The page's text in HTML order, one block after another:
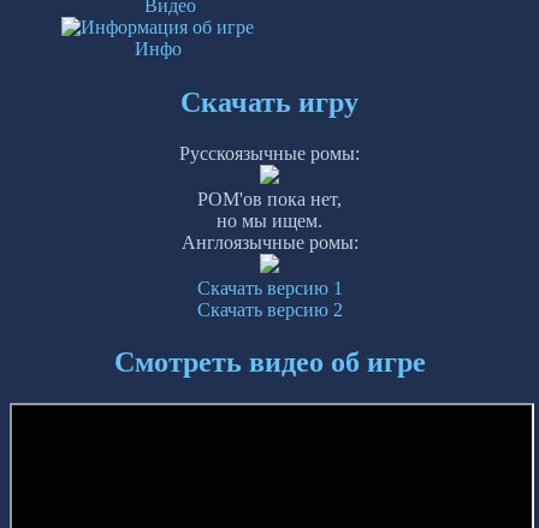
Видео
Инфо
Скачать игру
Русскоязычные ромы:
РОМ'ов пока нет,
но мы ищем.
Англоязычные ромы:
Скачать версию 1
Скачать версию 2
Смотреть видео об игре